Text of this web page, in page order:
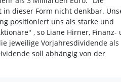
in dieser Form nicht denkbar.
positioniert uns als starke und
, so Liane Hirner, Finanz-
jeweilige Vorjahresdividende als
soll abhängig von der